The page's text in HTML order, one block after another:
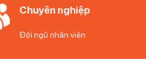
Chuyên nghiệp
Đội ngũ nhân viên